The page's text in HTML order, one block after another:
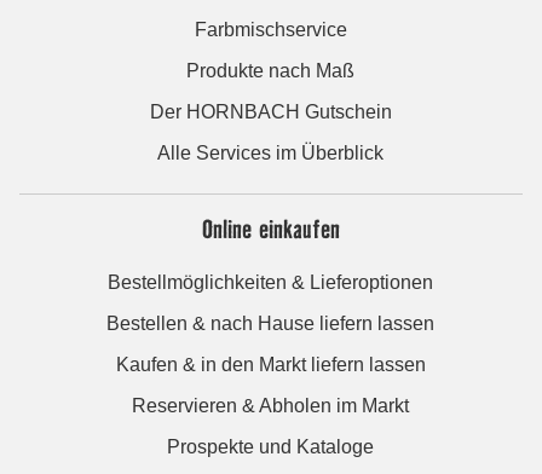
Farbmischservice
Produkte nach Maß
Der HORNBACH Gutschein
Alle Services im Überblick
Online einkaufen
Bestellmöglichkeiten & Lieferoptionen
Bestellen & nach Hause liefern lassen
Kaufen & in den Markt liefern lassen
Reservieren & Abholen im Markt
Prospekte und Kataloge